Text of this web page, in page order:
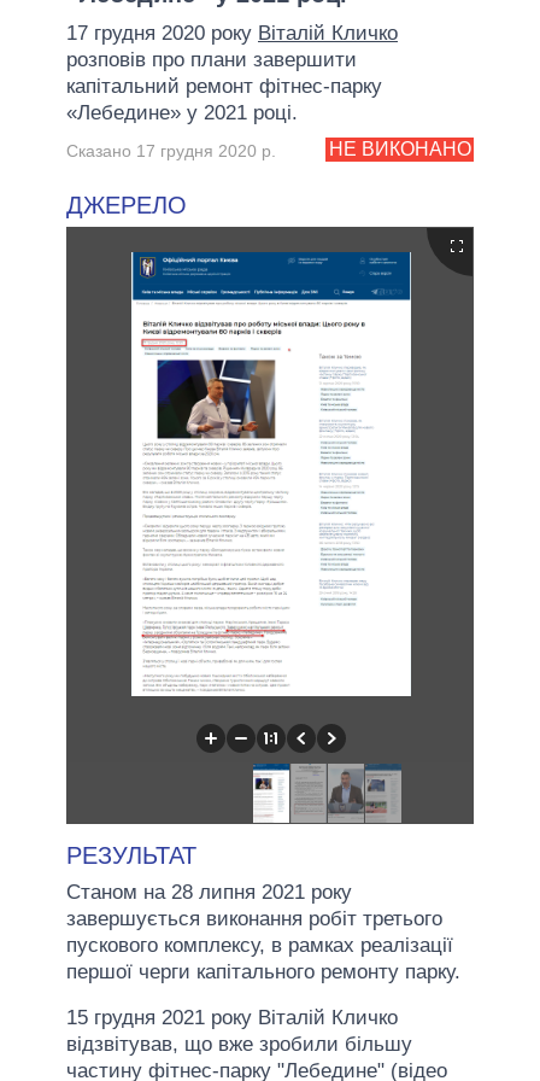
17 грудня 2020 року Віталій Кличко
розповів про плани завершити
капітальний ремонт фітнес-парку
«Лебедине» у 2021 році.
НЕ ВИКОНАНО
Сказано 17 грудня 2020 р.
ДЖЕРЕЛО
РЕЗУЛЬТАТ
Станом на 28 липня 2021 року
завершується виконання робіт третього
пускового комплексу, в рамках реалізації
першої черги капітального ремонту парку.
15 грудня 2021 року Віталій Кличко
відзвітував, що вже зробили більшу
частину фітнес-парку "Лебедине" (відео